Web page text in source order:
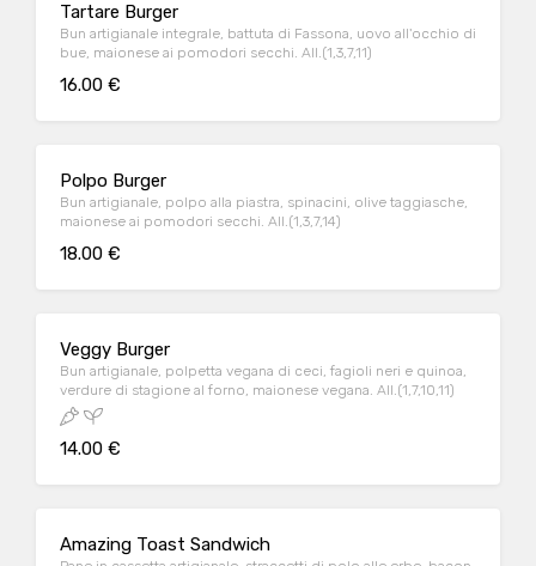
Tartare Burger
Bun artigianale integrale, battuta di Fassona, uovo all'occhio di
bue, maionese ai pomodori secchi. All.(1,3,7,11)
16.00 €
Polpo Burger
Bun artigianale, polpo alla piastra, spinacini, olive taggiasche,
maionese ai pomodori secchi. All.(1,3,7,14)
18.00 €
Veggy Burger
Bun artigianale, polpetta vegana di ceci, fagioli neri e quinoa,
verdure di stagione al forno, maionese vegana. All.(1,7,10,11)
14.00 €
Amazing Toast Sandwich